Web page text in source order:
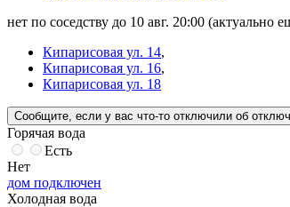
нет по соседству до 10 авг. 20:00 (актуально
Кипарисовая ул. 14,
Кипарисовая ул. 16,
Кипарисовая ул. 18
Сообщите , если у вас что-то отключили об
Горячая вода
Есть
Нет
дом подключен
Холодная вода